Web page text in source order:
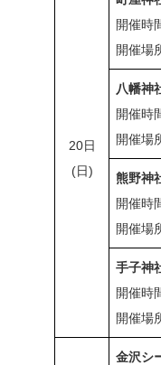
20日
(日)
開催時
開催場
八幡神
開催時
開催場
熊野神
開催時
開催場
手子神
開催時
開催場
金沢シ